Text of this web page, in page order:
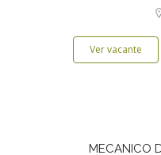
Ver vacante
MECANICO